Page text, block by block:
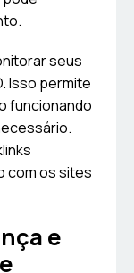
seus
Isso permite
funcionando
com os sites
e